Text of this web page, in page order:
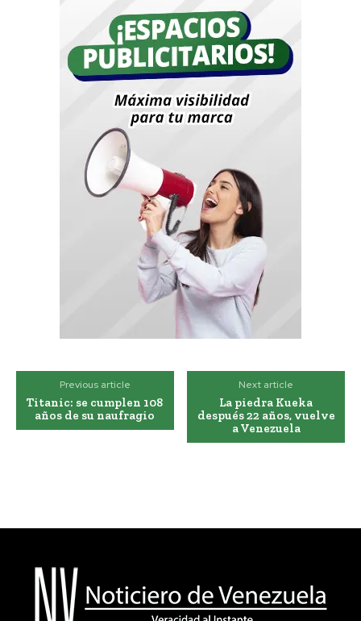
Previous article
Titanic: se cumplen 108
años de su naufragio
Next article
La piedra Kueka
después 22 años, vuelve
a Venezuela